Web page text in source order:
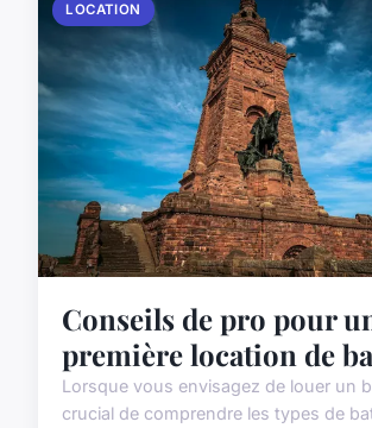
LOCATION
Conseils de pro pour
première location de
Lorsque vous envisagez de louer un
crucial de comprendre les types de